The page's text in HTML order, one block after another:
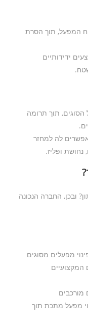
המפעל, תוך הסרת
ידידותיים
תוך תרומה
לה למחזר
נחושת ופליז.
ובכן, החברה הנכונה
מפעלים מסוגים
המקצועיים
מורכבים
מפעל מתכת תוך